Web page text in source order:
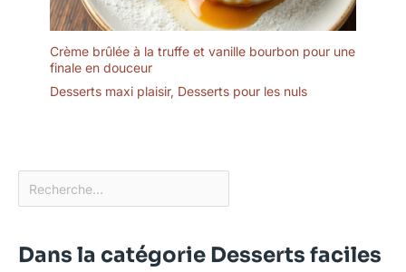
Crème brûlée à la truffe et vanille bourbon pour une
finale en douceur
Desserts maxi plaisir, Desserts pour les nuls
Dans la catégorie Desserts faciles